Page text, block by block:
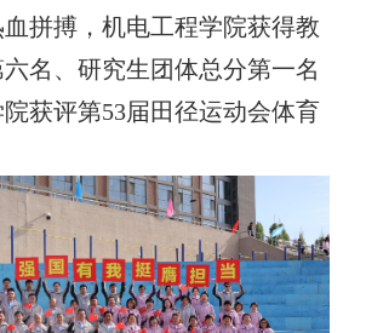
拼搏，机电工程学院获得教
名、研究生团体总分第一名
获评第53届田径运动会体育